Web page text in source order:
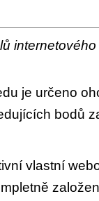
je určeno
bodů
vlastní